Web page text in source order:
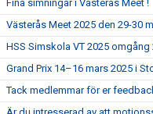
Fina simningar i Västerås Meet !
Västerås Meet 2025 den 29-30
HSS Simskola VT 2025 omgång
Grand Prix 14–16 mars 2025 i
Tack medlemmar för er